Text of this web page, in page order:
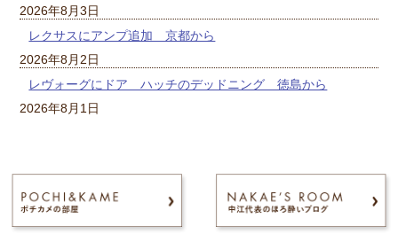
2026年8月3日
レクサスにアンプ追加 京都から
2026年8月2日
レヴォーグにドア ハッチのデッドニング 徳島から
2026年8月1日